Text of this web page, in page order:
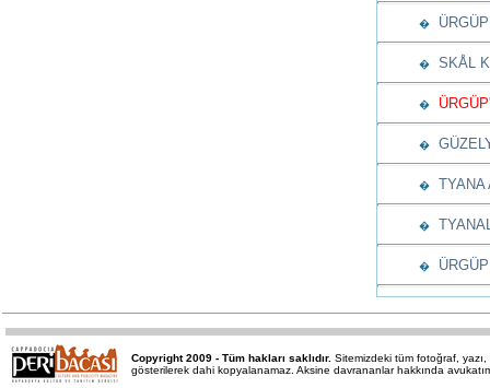
�
� SKÅL
�
�
� TYANA
�
�
Copyright 2009 - Tüm hakları saklıdır. Sitemizdeki tüm fotoğraf,
gösterilerek dahi kopyalanamaz. Aksine davrananlar hakkında